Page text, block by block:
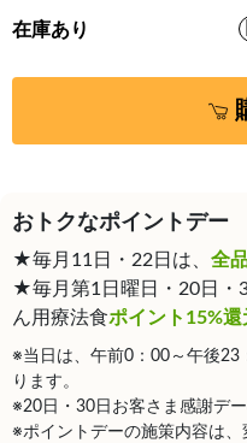
在庫あり
おトクなポイントデー
★毎月11日・22日は、 全
★毎月第1日曜日・20日・
ん用療法食ポイント15%還
※当日は、午前0：00～午後23
ります。
※20日・30日お客さま感謝デ
※ポイントデーの施策内容は、